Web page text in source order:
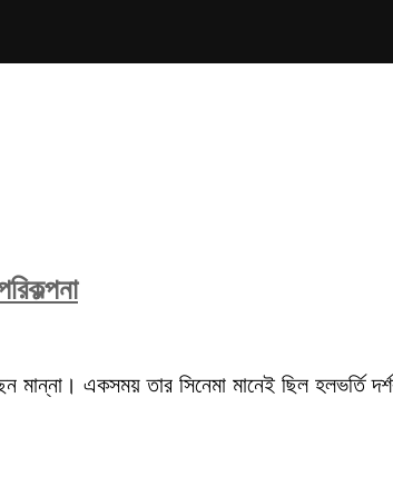
মান্না। একসময় তার সিনেমা মানেই ছিল